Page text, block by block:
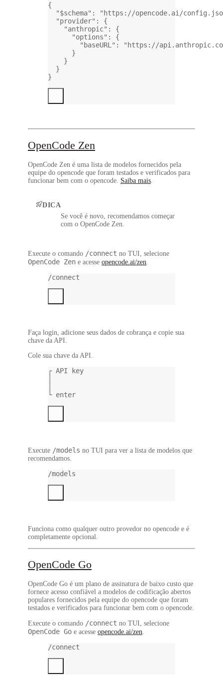
{
"$schema" :
"https://opencode.ai/
"provider" : {
"anthropic" : {
"options" : {
"baseURL" :
"https://
}
}
}
}
OpenCode Zen
OpenCode Zen é uma lista de modelos fornecidos pela
equipe do opencode que foram testados e verificados para
funcionar bem com o opencode. Saiba mais
DICA
Se você é novo, recomendamos começar
com o OpenCode Zen.
Execute o comando /connect no TUI, selecione
OpenCode Zen e acesse opencode.ai/zen
/connect
Faça login, adicione seus dados de cobrança e copie sua
chave da API.
Cole sua chave da API.
┌ API key
└ enter
Execute /models no TUI para ver a lista de modelos que
recomendamos.
/models
Funciona como qualquer outro provedor no opencode e é
completamente opcional.
OpenCode Go
OpenCode Go é um plano de assinatura de baixo custo que
fornece acesso confiável a modelos de codificação abertos
populares fornecidos pela equipe do opencode que foram
testados e verificados para funcionar bem com o opencode.
Execute o comando /connect no TUI, selecione
OpenCode Go e acesse opencode.ai/zen.
/connect